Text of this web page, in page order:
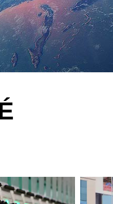
Machine À Broder Mixte
LJ-Multifonction
Machine À Broder
Tubulaire LJ-Cap/T-Shirt
Machine À Broder
D'impression LJ-Spray